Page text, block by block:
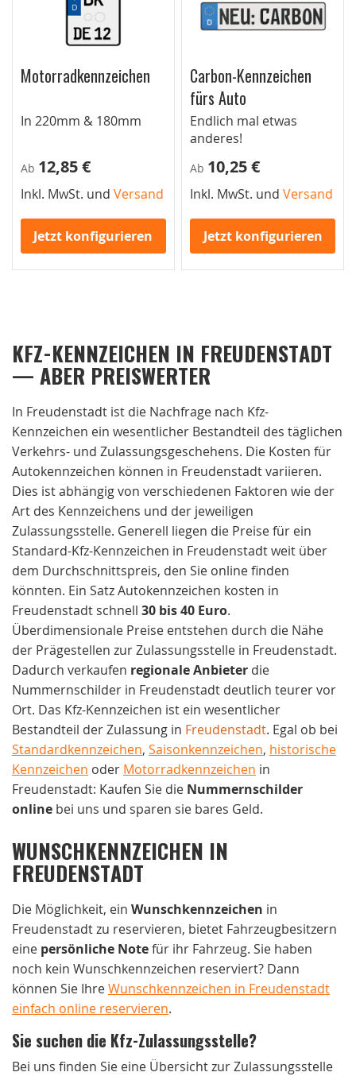
Motorradkennzeichen
In 220mm & 180mm
Ab 12,85 €
Inkl. MwSt. und Versand
Jetzt konfigurieren
Carbon-Kennzeichen
fürs Auto
Endlich mal etwas
anderes!
Ab 10,25 €
Inkl. MwSt. undVersand
Jetzt konfigurieren
KFZ-KENNZEICHEN IN FREUDENSTADT
— ABER PREISWERTER
In Freudenstadt ist die Nachfrage nach Kfz-
Kennzeichen ein wesentlicher Bestandteil des täglichen
Verkehrs- und Zulassungsgeschehens. Die Kosten für
Autokennzeichen können in Freudenstadt variieren.
Dies ist abhängig von verschiedenen Faktoren wie der
Art des Kennzeichens und der jeweiligen
Zulassungsstelle. Generell liegen die Preise für ein
Standard-Kfz-Kennzeichen in Freudenstadt weit über
dem Durchschnittspreis, den Sie online finden
könnten. Ein Satz Autokennzeichen kosten in
Freudenstadt schnell 30 bis 40 Euro.
Überdimensionale Preise entstehen durch die Nähe
der Prägestellen zur Zulassungsstelle in Freudenstadt.
Dadurch verkaufen regionaleAnbieter die
Nummernschilder in Freudenstadt deutlich teurer vor
Ort. Das Kfz-Kennzeichen ist ein wesentlicher
Bestandteil der Zulassung in Freudenstadt. Egal ob bei
Standardkennzeichen, Saisonkennzeichen, historische
Kennzeichen oder Motorradkennzeichen in
Freudenstadt: Kaufen Sie die Nummernschilder
online bei uns und sparen sie bares Geld.
WUNSCHKENNZEICHEN IN
FREUDENSTADT
Die Möglichkeit, ein Wunschkennzeichen in
Freudenstadt zu reservieren, bietet Fahrzeugbesitzern
eine persönliche Notefür ihr Fahrzeug. Sie haben
noch kein Wunschkennzeichen reserviert? Dann
können Sie IhreWunschkennzeichen in Freudenstadt
einfach online reservieren.
Sie suchen die Kfz-Zulassungsstelle?
Bei uns finden Sie eine Übersicht zur Zulassungsstelle